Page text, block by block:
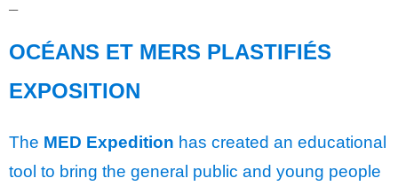
OCÉANS ET MERS PLASTIFIÉS
EXPOSITION
The MED Expedition has created an educational
tool to bring the general public and young people